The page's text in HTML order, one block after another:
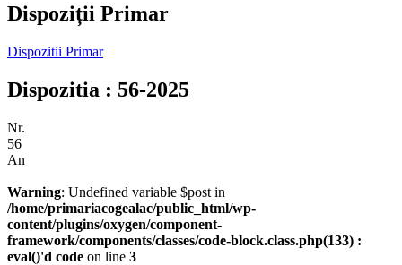
Dispoziții Primar
Dispozitii Primar
Dispozitia : 56-2025
Nr.
56
An
Warning: Undefined variable $post in
/home/primariacogealac/public_html/wp-
content/plugins/oxygen/component-
framework/components/classes/code-block.class.php(133) :
eval()'d code on line 3